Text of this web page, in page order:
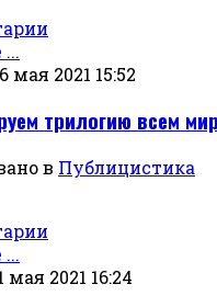
мая 2021 15:52
трилогию всем
в Публицистика
мая 2021 16:24